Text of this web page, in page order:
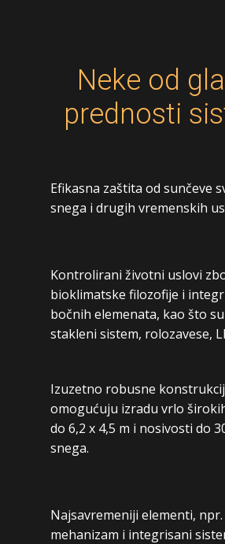
Neke od
prednosti
Efikasna zaštita od sunčeve
snega i drugih vremenskih
Kontrolirani životni uslovi
bioklimatske filozofije i
bočnih elemenata, kao što
stakleni sistem, rolozavese,
Izuzetno robusne
omogućuju izradu vrlo
do 6,2 x 4,5 m i nosivosti do
snega.
Najsavremeniji elementi,
mehanizam i integrisani